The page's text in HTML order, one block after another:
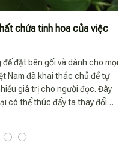
chứa tinh hoa của việc
đặt bên gối và dành cho mọi
Nam đã khai thác chủ đề tự
giá trị cho người đọc. Đây
có thể thúc đẩy ta thay đổi
ta luôn cải thiện bản thân